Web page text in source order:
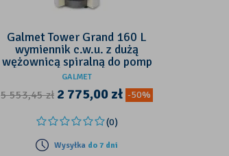
Galmet Tower Grand 160 L
wymiennik c.w.u. z dużą
wężownicą spiralną do pomp
ciepła
GALMET
5 553,45zł 2 775,00 zł -50%
(0)
Wysyłka do 7 dni